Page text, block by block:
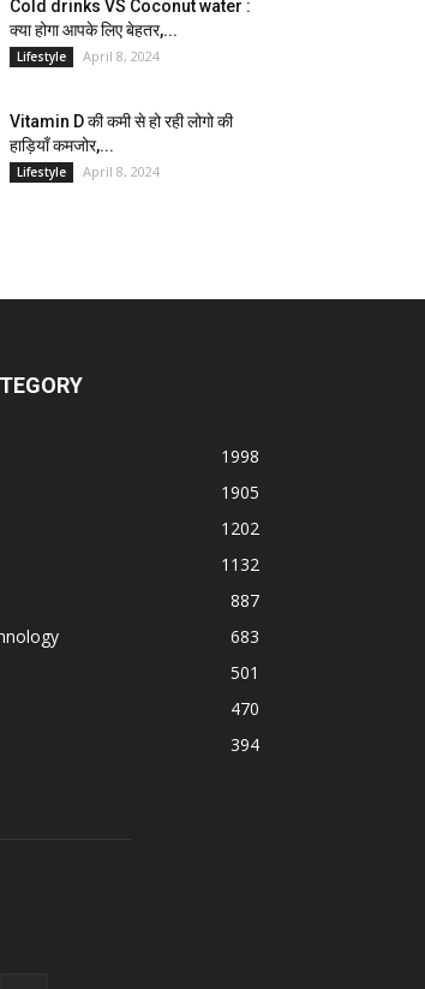
Cold drinks VS Coconut water :
क्या होगा आपके लिए बेहतर,...
Lifestyle April 8, 2024
Vitamin D की कमी से हो रही लोगो की
हाड़ियाँ कमजोर,...
Lifestyle April 8, 2024
1998
1905
1202
1132
887
683
501
470
394